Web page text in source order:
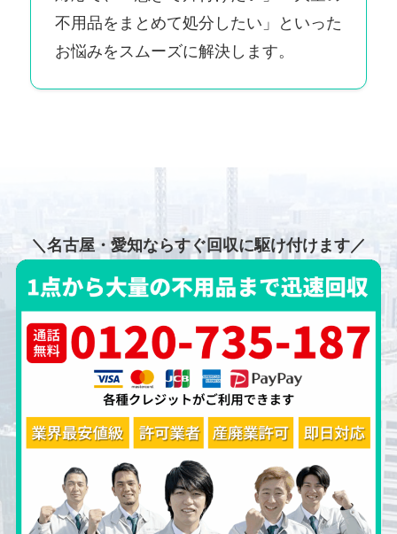
不用品をまとめて処分したい」といった
お悩みをスムーズに解決します。
＼名古屋・愛知ならすぐ回収に駆け付けます／